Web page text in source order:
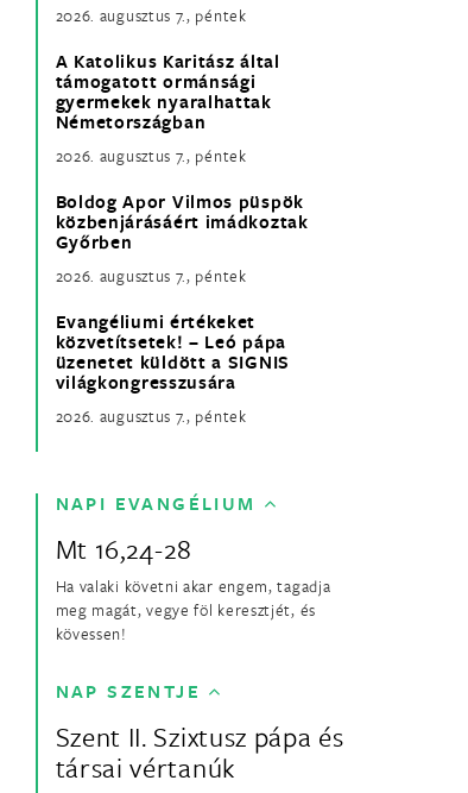
2026. augusztus 7., péntek
A Katolikus Karitász által
támogatott ormánsági
gyermekek nyaralhattak
Németországban
2026. augusztus 7., péntek
Boldog Apor Vilmos püspök
közbenjárásáért imádkoztak
Győrben
2026. augusztus 7., péntek
Evangéliumi értékeket
közvetítsetek! – Leó pápa
üzenetet küldött a SIGNIS
világkongresszusára
2026. augusztus 7., péntek
NAPI EVANGÉLIUM
Mt 16,24-28
Ha valaki követni akar engem, tagadja
meg magát, vegye föl keresztjét, és
kövessen!
NAP SZENTJE
Szent II. Szixtusz pápa és
társai vértanúk